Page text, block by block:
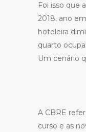
Foi isso que
2018, ano
hoteleira
quarto
Um cenário
A CBRE
curso e as